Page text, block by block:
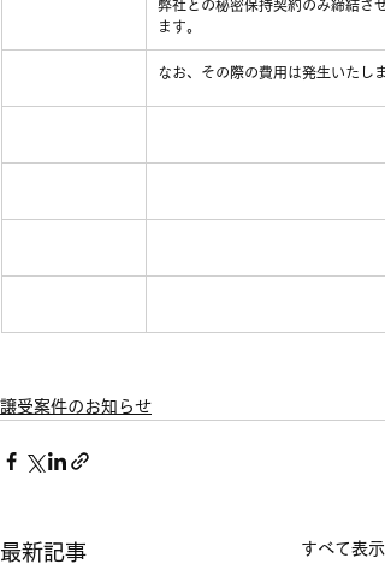
弊社との秘密保持契約のみ締結さ
ます。
なお、その際の費用は発生いたし
譲受案件のお知らせ
最新記事 すべて表示